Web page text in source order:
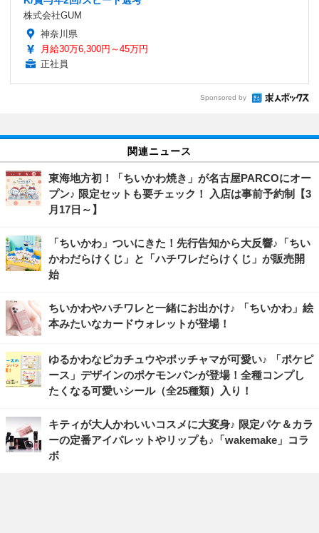
株式会社GUM
神奈川県
月給30万6,300円～45万円
正社員
Sponsored by
関連ニュース
東海地方初！「ちいかわ焼き」が名古屋PARCOにオー
プン♪ 限定セットも要チェック！ 入店は事前予約制【3
月17日～】
「ちいかわ」ついにきた！先行告知から大反響♪「ちい
かわだらけくじ」と「ハチワレだらけくじ」が販売開
始
ちいかわやハチワレと一緒にお出かけ♪ 「ちいかわ」絵
本みたいなカードウォレットが登場！
ゆるかわなピカチュウやポッチャマが可愛い♪ 「ポケピ
ース」デザインのポケモンパンが登場！全種コンプし
たくなる可愛いシール（全25種類）入り！
キティが大人かわいいコスメに大変身♪ 限定パケ＆カラ
ーの定番アイパレットやリップも♪「wakemake」コラ
ボ